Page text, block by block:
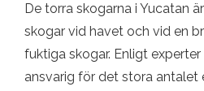
De torra skogarna i Yucatan
skogar vid havet och vid en
fuktiga skogar. Enligt
ansvarig för det stora antalet